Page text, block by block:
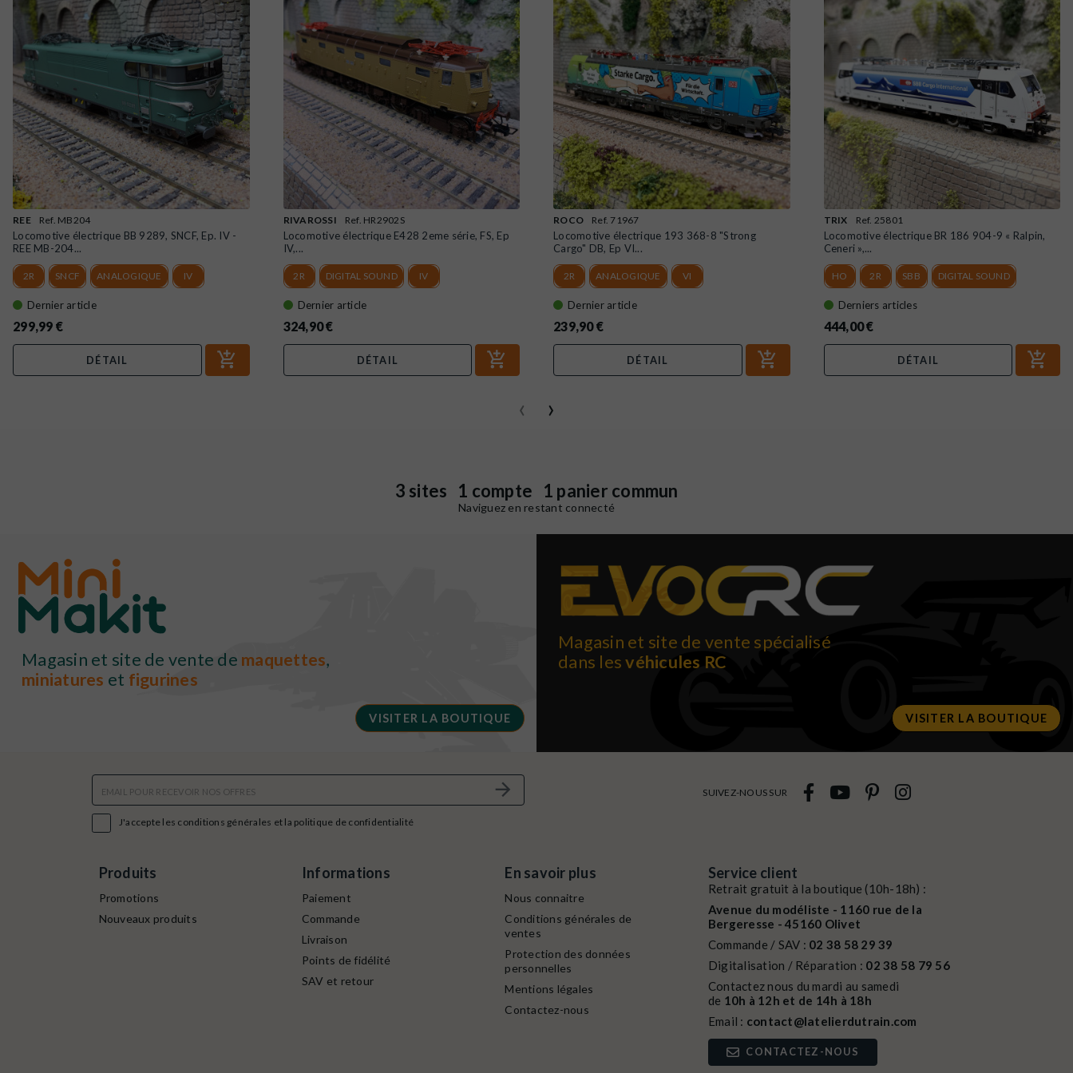
REE Ref. MB204
Locomotive électrique BB 9289, SNCF, Ep. IV -
REE MB-204...
2R SNCF ANALOGIQUE IV
Dernier article
299,99 €
DÉTAIL
RIVAROSSI Ref. HR2902S
Locomotive électrique E428 2eme série, FS, Ep
IV,...
2R DIGITAL SOUND IV
Dernier article
324,90 €
DÉTAIL
ROCO Ref. 71967
Locomotive électrique 193 368-8 "Strong
Cargo" DB, Ep VI...
2R ANALOGIQUE VI
Dernier article
239,90 €
DÉTAIL
TRIX Ref. 25801
Locomotive électrique BR 186 904-9 « Ralpin,
Ceneri »,...
HO 2R SBB DIGITAL SOUND
Derniers articles
444,00 €
DÉTAIL
‹ ›
3 sites 1 compte 1 panier commun
Naviguez en restant connecté
Magasin et site de vente de maquettes,
miniatures et figurines
VISITER LA BOUTIQUE
Magasin et site de vente spécialisé
dans lesvéhicules RC
VISITER LA BOUTIQUE
J'accepte les conditions générales et la politique de confidentialité
SUIVEZ-NOUS SUR
Produits
Promotions
Nouveaux produits
Informations
Paiement
Commande
Livraison
Points de fidélité
SAV et retour
En savoir plus
Nous connaitre
Conditions générales de
ventes
Protection des données
personnelles
Mentions légales
Contactez-nous
Service client
Retrait gratuit à la boutique (10h-18h) :
Avenue du modéliste - 1160 rue de la
Bergeresse - 45160 Olivet
Commande / SAV : 02 38 58 29 39
Digitalisation / Réparation : 02 38 58 79 56
Contactez nous du mardi au samedi
de 10h à 12h et de 14h à 18h
Email : contact@latelierdutrain.com
CONTACTEZ-NOUS